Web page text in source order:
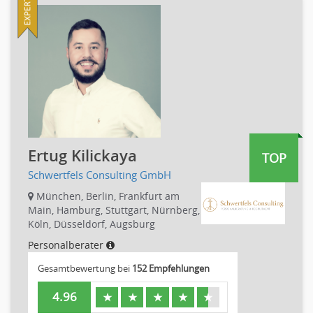
Produktmanagement
Strategisches Marketing
Vertriebsmarketing
Human Resources
Personal Leitung, Teamleitung
rec2rec
Recruiting, Personalmarketing
Referent
Anwaltschaft
Justiziariat, Rechtsabteilung
Notar-, Justizfachangestellter, Anwaltsfachgehilfe
Notariat
Richter, Justizbeamte
Analyst
Anlageberatung, Vermögensberatung
Asset-/Fonds-Management
Personaldienstleistungen
Pharmaindustrie
Telekommunikation
Textilien & Bekleidung
Transport & Logistik
Unternehmensberatung
Naturwissenschaften & Forschung
TOP
Ertug Kilickaya
Schwertfels Consulting GmbH
München, Berlin, Frankfurt am
Main, Hamburg, Stuttgart, Nürnberg,
Köln, Düsseldorf, Augsburg
Personalberater
Gesamtbewertung bei 152 Empfehlungen
4.96 ★ ★ ★ ★ ★